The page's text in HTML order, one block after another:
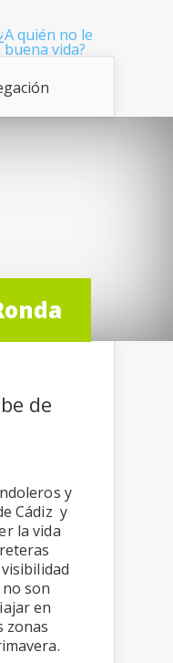
de
y
Cádiz y
la vida
son
en
zonas